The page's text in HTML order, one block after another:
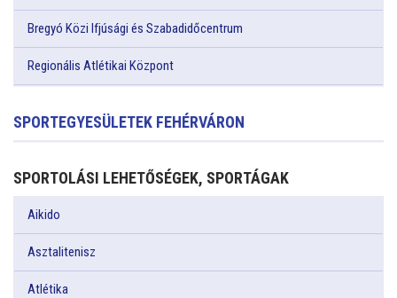
Bregyó Közi Ifjúsági és Szabadidőcentrum
Regionális Atlétikai Központ
SPORTEGYESÜLETEK FEHÉRVÁRON
SPORTOLÁSI LEHETŐSÉGEK, SPORTÁGAK
Aikido
Asztalitenisz
Atlétika